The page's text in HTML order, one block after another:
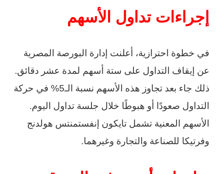
إجراءات تداول الأسهم
في خطوة احترازية، أعلنت إدارة البورصة المصرية
عن إيقاف التداول على ستة أسهم لمدة عشر دقائق.
ذلك جاء بعد تجاوز هذه الأسهم نسبة الـ5% في حركة
التداول صعودًا أو هبوطًا خلال جلسة تداول اليوم.
الأسهم المعنية تشمل تايكون إنفستمنتس هولدنج
وفرتيكا للصناعة والتجارة وغيرهما.